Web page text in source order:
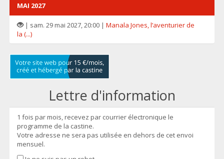
MAI 2027
| sam. 29 mai 2027, 20:00 | Manala Jones, l’aventurier de
la (...)
Lettre d'information
1 fois par mois, recevez par courrier électronique le
programme de la castine.
Votre adresse ne sera pas utilisée en dehors de cet envoi
mensuel.